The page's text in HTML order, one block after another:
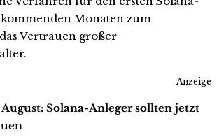
Monaten zum
Vertrauen großer
Anzeige
Solana-Anleger sollten jetzt